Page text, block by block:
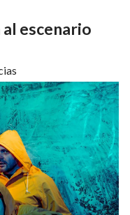
escenario